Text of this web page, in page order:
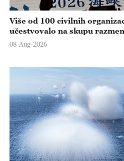
Više od 100 civilnih
učestvovalo na skupu
08-Aug-2026